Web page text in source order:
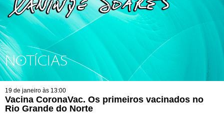
NOTÍCIAS
19 de janeiro às 13:00
Vacina CoronaVac. Os primeiros vacinados no
Rio Grande do Norte